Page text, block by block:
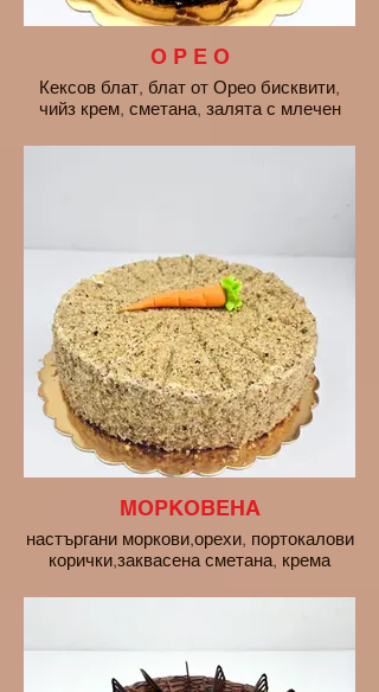
О Р Е О
Кексов блат, блат от Орео бисквити,
чийз крем, сметана, залята с млечен
цена на парче - 3 euro
МОРКОВЕНА
настъргани моркови,орехи, портокалови
корички,заквасена сметана, крема